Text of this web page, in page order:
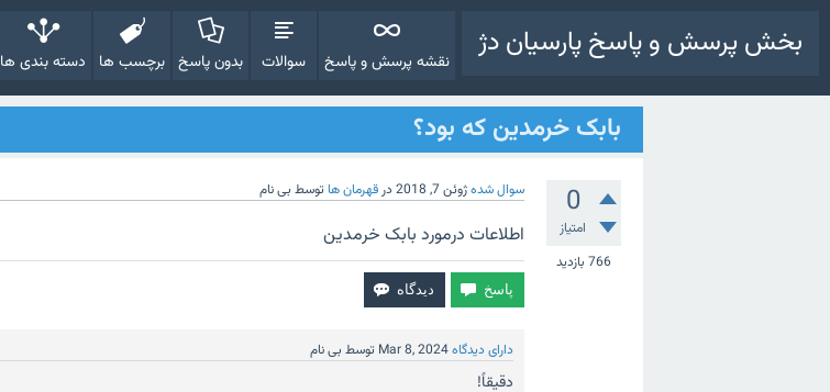
بخش پرسش و پاسخ پارسیان دژ نقشه پرسش و پاسخ سوالات بدون پاسخ برچسب ها دسته بندی ها
بابک خرمدین که بود؟
0
امتیاز
766 بازدید
سوال شدهژوئن 7, 2018 در قهرمان ها توسط بی نام
اطلاعات درمورد بابک خرمدین
دارای دیدگاهMar 8, 2024 توسط بی نام
دقیقاً!